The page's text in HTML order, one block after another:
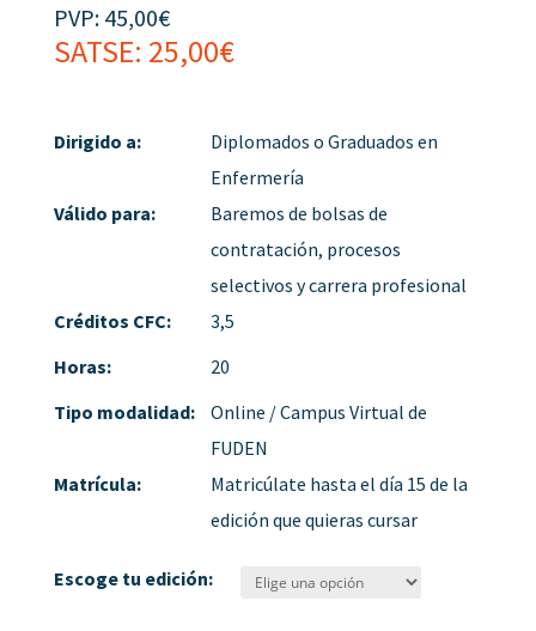
PVP: 45,00€
SATSE: 25,00€
Dirigido a:
Diplomados o Graduados en
Enfermería
Válido para:
Baremos de bolsas de
contratación, procesos
selectivos y carrera profesional
Créditos CFC:
3,5
Horas:
20
Tipo modalidad:
Online / Campus Virtual de
FUDEN
Matrícula:
Matricúlate hasta el día 15 de la
edición que quieras cursar
Escoge tu edición: